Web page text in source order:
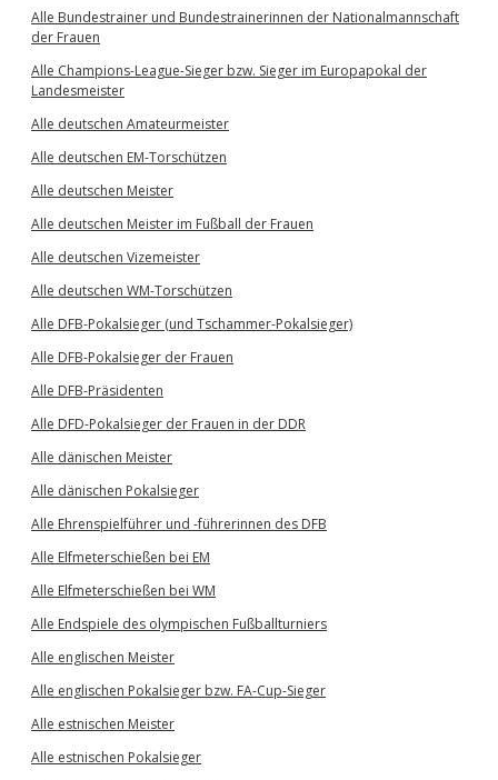
Alle Bundestrainer und Bundestrainerinnen der Nationalmannschaft
der Frauen
Alle Champions-League-Sieger bzw. Sieger im Europapokal der
Landesmeister
Alle deutschen Amateurmeister
Alle deutschen EM-Torschützen
Alle deutschen Meister
Alle deutschen Meister im Fußball der Frauen
Alle deutschen Vizemeister
Alle deutschen WM-Torschützen
Alle DFB-Pokalsieger (und Tschammer-Pokalsieger)
Alle DFB-Pokalsieger der Frauen
Alle DFB-Präsidenten
Alle DFD-Pokalsieger der Frauen in der DDR
Alle dänischen Meister
Alle dänischen Pokalsieger
Alle Ehrenspielführer und -führerinnen des DFB
Alle Elfmeterschießen bei EM
Alle Elfmeterschießen bei WM
Alle Endspiele des olympischen Fußballturniers
Alle englischen Meister
Alle englischen Pokalsieger bzw. FA-Cup-Sieger
Alle estnischen Meister
Alle estnischen Pokalsieger